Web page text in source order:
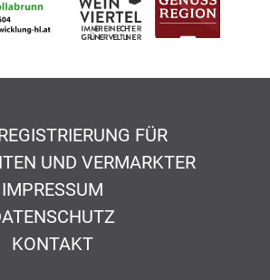
FÜR
UND VERMARKTER
IMPRESSUM
KONTAKT